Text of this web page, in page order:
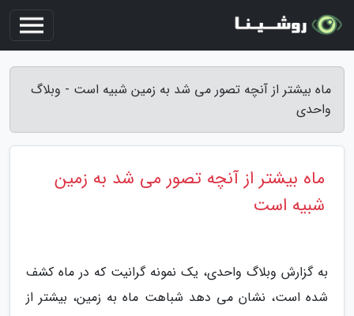
ماه بیشتر از آنچه تصور می شد به زمین شبیه است - وبلاگ
واحدی
ماه بیشتر از آنچه تصور می شد به زمین
شبیه است
به گزارش وبلاگ واحدی، یک نمونه گرانیت که در ماه کشف
شده است، نشان می دهد شباهت ماه به زمین، بیشتر از